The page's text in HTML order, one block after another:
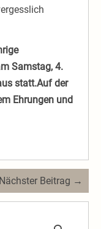
Samstag, 4.
statt.Auf der
Ehrungen und
Nächster Beitrag →